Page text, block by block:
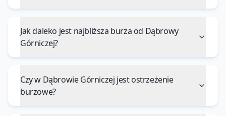
Jak daleko jest najbliższa burza od Dąbrowy
Górniczej?
Czy w Dąbrowie Górniczej jest ostrzeżenie
burzowe?